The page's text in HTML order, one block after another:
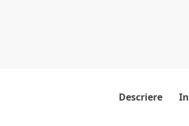
Descriere